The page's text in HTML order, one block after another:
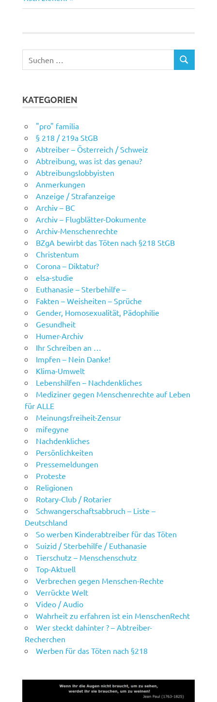
nach:
SUCHEN
KATEGORIEN
"pro" familia
§ 218 / 219a StGB
Abtreiber – Österreich / Schweiz
Abtreibung, was ist das genau?
Abtreibungslobbyisten
Anmerkungen
Anzeige / Strafanzeige
Archiv – BC
Archiv – Flugblätter-Dokumente
Archiv-Menschenrechte
BZgA bewirbt das Töten nach §218 StGB
Christentum
Corona – Diktatur?
elsa-studie
Euthanasie – Sterbehilfe –
Fakten – Weisheiten – Sprüche
Gender, Homosexualität, Pädophilie
Gesundheit
Humer-Archiv
Ihr Schreiben an …
Impfen – Nein Danke!
Klima-Umwelt
Lebenshilfen – Nachdenkliches
Mediziner gegen Menschenrechte auf Leben
für ALLE
Meinungsfreiheit-Zensur
mifegyne
Nachdenkliches
Persönlichkeiten
Pressemeldungen
Proteste
Religionen
Rotary-Club / Rotarier
Schwangerschaftsabbruch – Liste –
Deutschland
So werben Kinderabtreiber für das Töten
Suizid / Sterbehilfe / Euthanasie
Tierschutz – Menschenschutz
Top-Aktuell
Verbrechen gegen Menschen-Rechte
Verrückte Welt
Video / Audio
Wahrheit zu erfahren ist ein MenschenRecht
Wer steckt dahinter ? – Abtreiber-
Recherchen
Werben für das Töten nach §218